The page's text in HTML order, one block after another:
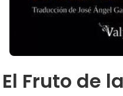
El Fruto de